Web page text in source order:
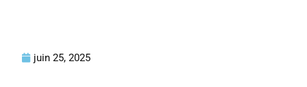
juin 25, 2025